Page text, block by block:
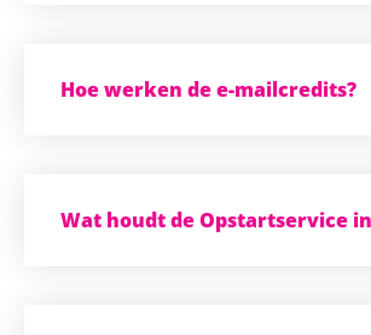
Hoe werken de e-mailcredits?
Wat houdt de Opstartservice